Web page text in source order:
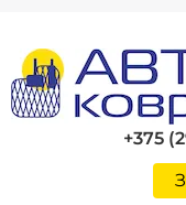
+375